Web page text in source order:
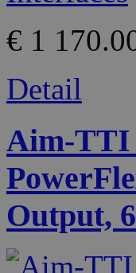
€ 1
Detail
Aim-TTI
Output,